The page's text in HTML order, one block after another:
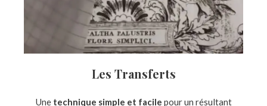
Les Transferts
Une technique simple et facile pour un résultant